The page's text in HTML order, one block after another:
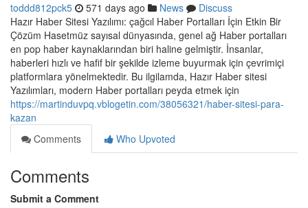
toddd812pck5 571 days ago News
Discuss
Hazır Haber Sitesi Yazılımı: çağcıl Haber Portalları İçin Etkin Bir
Çözüm Hasetmüz sayısal dünyasında, genel ağ Haber portalları
en pop haber kaynaklarından biri haline gelmiştir. İnsanlar,
haberleri hızlı ve hafif bir şekilde izleme buyurmak için çevrimiçi
platformlara yönelmektedir. Bu ilgilamda, Hazır Haber sitesi
Yazılımları, modern Haber portalları peyda etmek için
https://martinduvpq.vblogetin.com/38056321/haber-sitesi-para-
kazan
Comments
Who Upvoted
Comments
Submit a Comment